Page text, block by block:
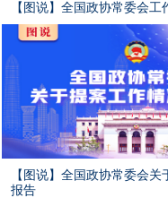
【图说】全国政协常委会工
【图说】全国政协常委会
报告